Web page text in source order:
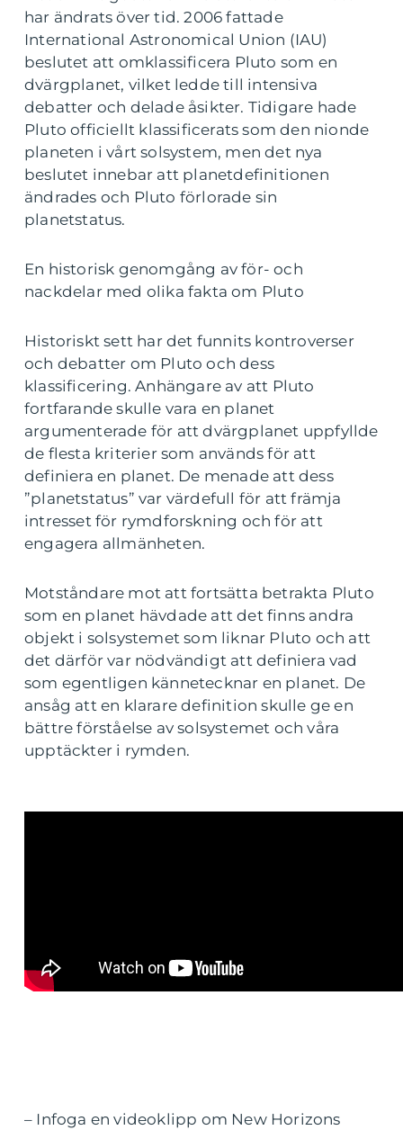
har ändrats över tid. 2006 fattade
International Astronomical Union (IAU)
beslutet att omklassificera Pluto som en
dvärgplanet, vilket ledde till intensiva
debatter och delade åsikter. Tidigare hade
Pluto officiellt klassificerats som den nionde
planeten i vårt solsystem, men det nya
beslutet innebar att planetdefinitionen
ändrades och Pluto förlorade sin
planetstatus.
En historisk genomgång av för- och
nackdelar med olika fakta om Pluto
Historiskt sett har det funnits kontroverser
och debatter om Pluto och dess
klassificering. Anhängare av att Pluto
fortfarande skulle vara en planet
argumenterade för att dvärgplanet uppfyllde
de flesta kriterier som används för att
definiera en planet. De menade att dess
”planetstatus” var värdefull för att främja
intresset för rymdforskning och för att
engagera allmänheten.
Motståndare mot att fortsätta betrakta Pluto
som en planet hävdade att det finns andra
objekt i solsystemet som liknar Pluto och att
det därför var nödvändigt att definiera vad
som egentligen kännetecknar en planet. De
ansåg att en klarare definition skulle ge en
bättre förståelse av solsystemet och våra
upptäckter i rymden.
– Infoga en videoklipp om New Horizons